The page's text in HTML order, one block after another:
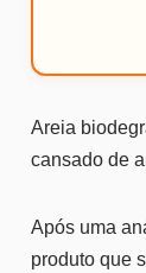
Areia
cansado de
Após uma
produto que